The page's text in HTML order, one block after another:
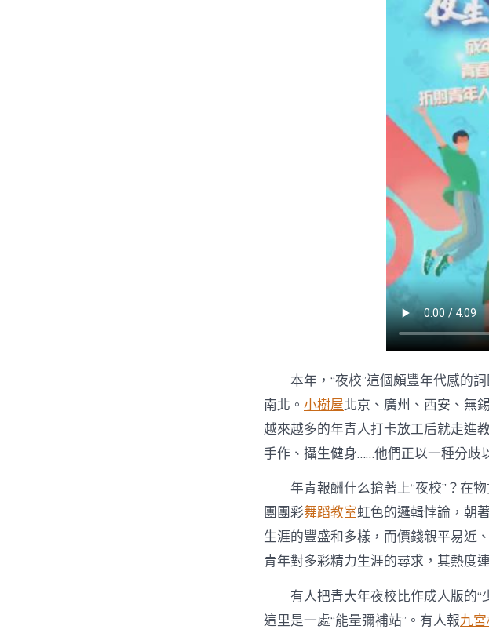
本年，“夜校”這個頗豐年代感的
南北。 小樹屋北京、廣州、西安、無
越來越多的年青人打卡放工后就走進
手作、攝生健身……他們正以一種分歧
年青報酬什么搶著上“夜校”？在
團團彩舞蹈教室虹色的邏輯悖論，朝
生涯的豐盛和多樣，而價錢親平易近
青年對多彩精力生涯的尋求，其熱度
有人把青大年夜校比作成人版的“
這里是一處“能量彌補站”。有人報九